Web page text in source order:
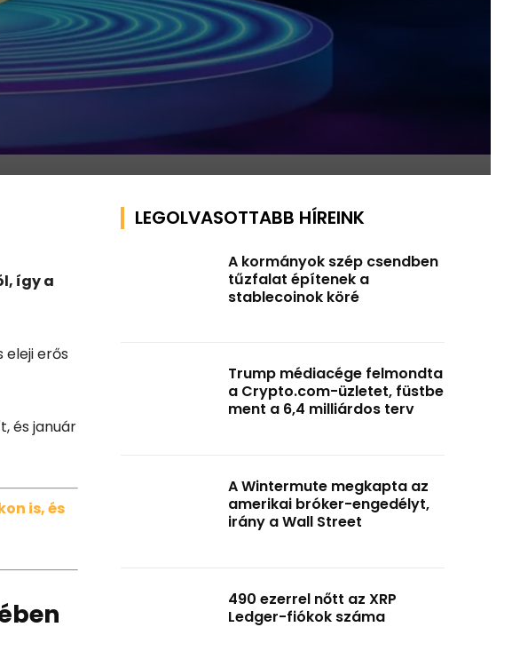
így a
eleji erős
és január
is, és
LEGOLVASOTTABB HÍREINK
A kormányok szép csendben
tűzfalat építenek a
stablecoinok köré
Trump médiacége felmondta
a Crypto.com-üzletet, füstbe
ment a 6,4 milliárdos terv
A Wintermute megkapta az
amerikai bróker-engedélyt,
irány a Wall Street
490 ezerrel nőtt az XRP
Ledger-fiókok száma